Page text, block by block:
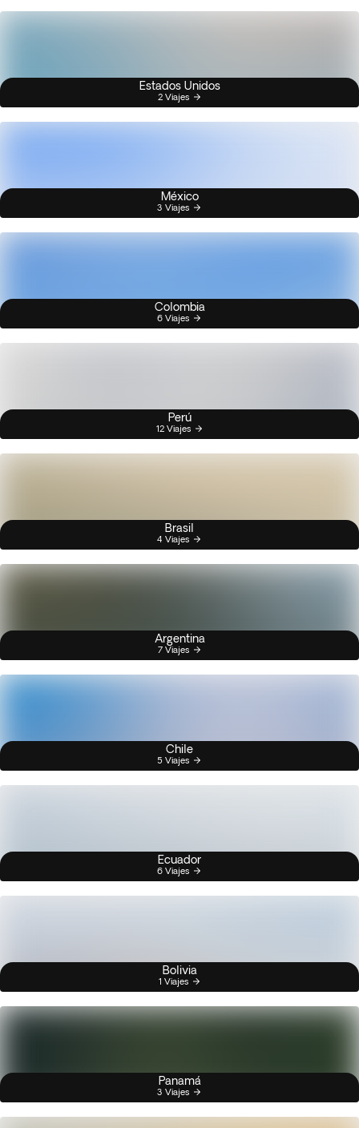
Estados Unidos
2 Viajes
México
3 Viajes
Colombia
6 Viajes
Perú
12 Viajes
Brasil
4 Viajes
Argentina
7 Viajes
Chile
5 Viajes
Ecuador
6 Viajes
Bolivia
1 Viajes
Panamá
3 Viajes